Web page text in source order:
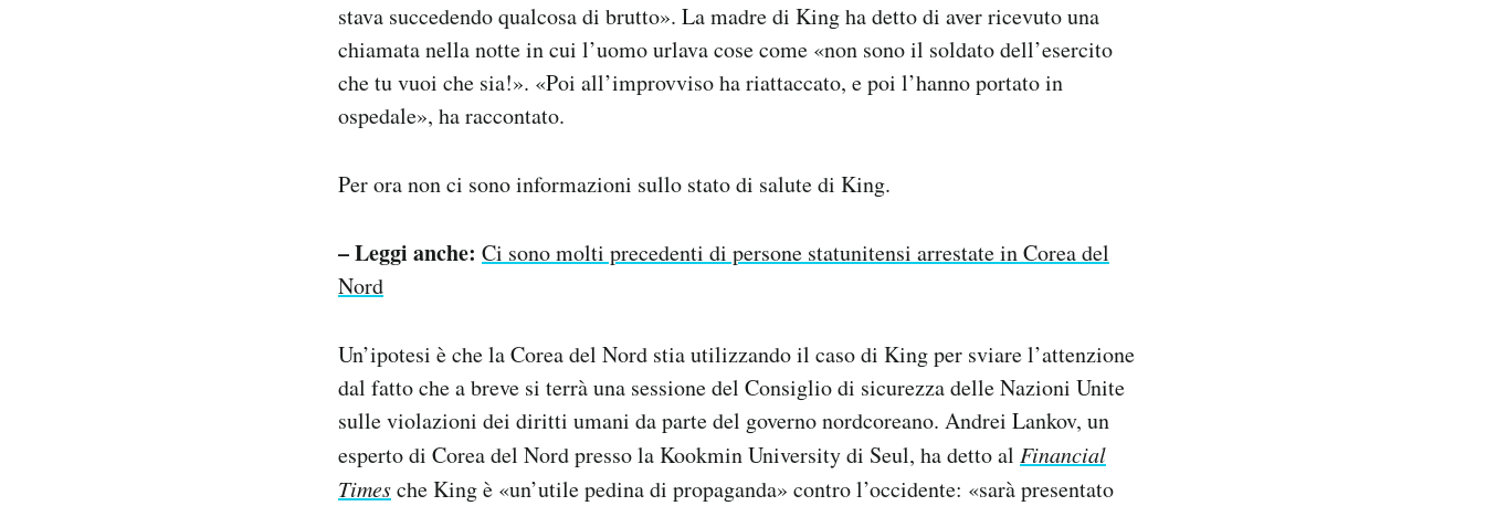
stava succedendo qualcosa di brutto». La madre di King ha detto di aver ricevuto una
chiamata nella notte in cui l’uomo urlava cose come «non sono il soldato dell’esercito
che tu vuoi che sia!». «Poi all’improvviso ha riattaccato, e poi l’hanno portato in
ospedale», ha raccontato.
Per ora non ci sono informazioni sullo stato di salute di King.
– Leggi anche: Ci sono molti precedenti di persone statunitensi arrestate in Corea del
Nord
Un’ipotesi è che la Corea del Nord stia utilizzando il caso di King per sviare l’attenzione
dal fatto che a breve si terrà una sessione del Consiglio di sicurezza delle Nazioni Unite
sulle violazioni dei diritti umani da parte del governo nordcoreano. Andrei Lankov, un
esperto di Corea del Nord presso la Kookmin University di Seul, ha detto al Financial
Timesche King è «un’utile pedina di propaganda» contro l’occidente: «sarà presentato